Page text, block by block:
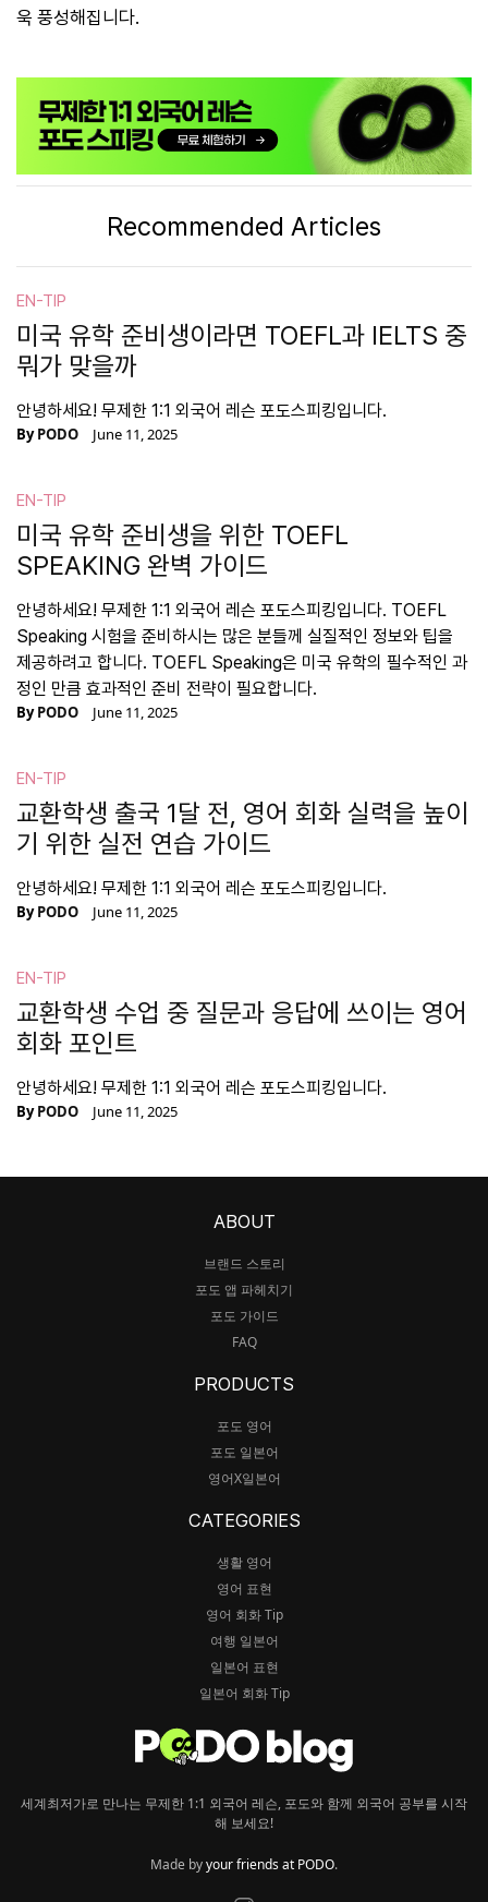
욱 풍성해집니다.
Recommended Articles
EN-TIP
미국 유학 준비생이라면 TOEFL과 IELTS 중
뭐가 맞을까
안녕하세요! 무제한 1:1 외국어 레슨 포도스피킹입니다.
ByPODO June 11, 2025
EN-TIP
미국 유학 준비생을 위한 TOEFL
SPEAKING 완벽 가이드
안녕하세요! 무제한 1:1 외국어 레슨 포도스피킹입니다. TOEFL
Speaking 시험을 준비하시는 많은 분들께 실질적인 정보와 팁을
제공하려고 합니다. TOEFL Speaking은 미국 유학의 필수적인 과
정인 만큼 효과적인 준비 전략이 필요합니다.
ByPODO June 11, 2025
EN-TIP
교환학생 출국 1달 전, 영어 회화 실력을 높이
기 위한 실전 연습 가이드
안녕하세요! 무제한 1:1 외국어 레슨 포도스피킹입니다.
ByPODO June 11, 2025
EN-TIP
교환학생 수업 중 질문과 응답에 쓰이는 영어
회화 포인트
안녕하세요! 무제한 1:1 외국어 레슨 포도스피킹입니다.
ByPODO June 11, 2025
ABOUT
브랜드 스토리
포도 앱 파헤치기
포도 가이드
FAQ
PRODUCTS
포도 영어
포도 일본어
영어X일본어
CATEGORIES
생활 영어
영어 표현
영어 회화 Tip
여행 일본어
일본어 표현
일본어 회화 Tip
세계최저가로 만나는 무제한 1:1 외국어 레슨, 포도와 함께 외국어 공부를 시작
해 보세요!
Made byyour friends at PODO.